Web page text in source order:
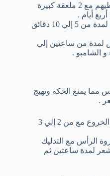
اطحني 2 فص من الثوم واخلطيهم مع 2 ملعقة كبيرة
أيام .
دلكي الزيت علي فروة رأسك لمدة من 5 إلي 10 دقائق
لمدة من ساعتين إلي
الشامبو .
مما يمنع الحكة وتهيج
.
اخلطي ملعقة كبيرة من زيت الخروع مع من 2 إلي 3
الرأس مع التدليك
لمدة ساعتين ثم